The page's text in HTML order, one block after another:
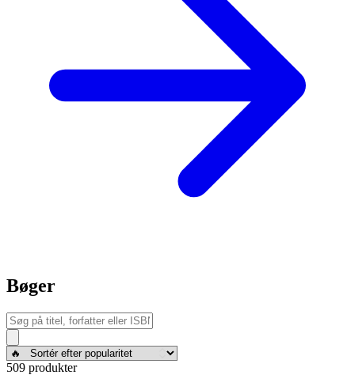
Bøger
509 produkter